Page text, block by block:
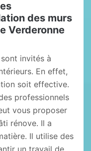
des murs
Verderonne
invités à
En effet,
soit effective.
professionnels
vous proposer
rénove. Il a
Il utilise des
un travail de